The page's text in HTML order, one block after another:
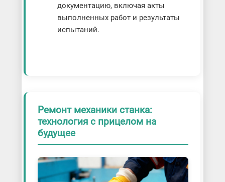
документацию, включая акты
выполненных работ и результаты
испытаний.
Ремонт механики станка:
технология с прицелом на
будущее